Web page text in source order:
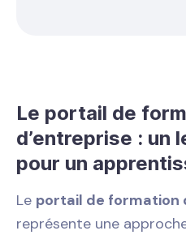
Le portail de
d’entreprise :
pour un
Le portail de formation
représente une